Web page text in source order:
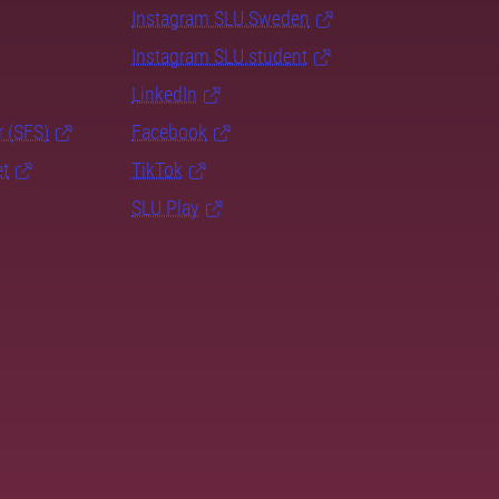
Instagram SLU.Sweden
Instagram SLU.student
LinkedIn
Facebook
TikTok
SLU Play